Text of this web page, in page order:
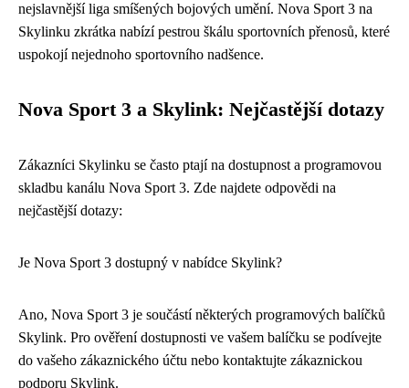
nejslavnější liga smíšených bojových umění. Nova Sport 3 na
Skylinku zkrátka nabízí pestrou škálu sportovních přenosů, které
uspokojí nejednoho sportovního nadšence.
Nova Sport 3 a Skylink: Nejčastější dotazy
Zákazníci Skylinku se často ptají na dostupnost a programovou
skladbu kanálu Nova Sport 3. Zde najdete odpovědi na
nejčastější dotazy:
Je Nova Sport 3 dostupný v nabídce Skylink?
Ano, Nova Sport 3 je součástí některých programových balíčků
Skylink. Pro ověření dostupnosti ve vašem balíčku se podívejte
do vašeho zákaznického účtu nebo kontaktujte zákaznickou
podporu Skylink.